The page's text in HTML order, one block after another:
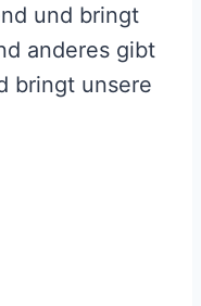
und bringt
anderes gibt
bringt unsere